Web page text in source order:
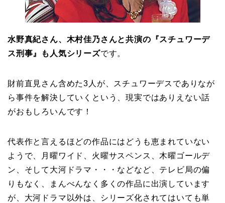
水野真紀さん、木村佳乃さんと共演の『スチュワーデ
ス刑事』も人気シリーズです。
財前直見さん含めた3人が、スチュワーデスでありなが
ら事件を解決していくという、現実ではありえない話
がおもしろいんです！
代表作と言えるほどの作品にはどうも恵まれていない
ようで、月曜ワイド、火曜サスペンス、木曜ゴールデ
ン、そして大河ドラマ・・・などなど、テレビ局の偏
りもなく、まんべんなく多くの作品に出演しています
が、大河ドラマ以外は、シリーズ化されてはいても単